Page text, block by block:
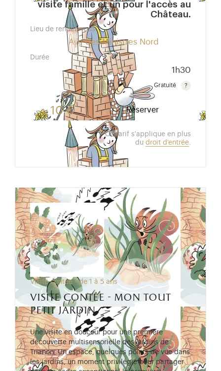
visite famille et un pour l'accès au
Château.
Lieu de rendez-vous
Aile des Ministres Nord
Durée
1h30
Gratuité
Gratuit pour les enfants de moins de 10 ans.Tarif
10 € Réserver
Ce tarif s'applique en plus
du droit d'entrée.
Visite contée - de 1 à 5 ans
visite contée - mon tout
petit jardin
Une visite en douceur pour une première
découverte multisensorielle des jardins de
Trianon. Un espace, quelques points de vue dans
les jardins, un moment privilégié pour partager